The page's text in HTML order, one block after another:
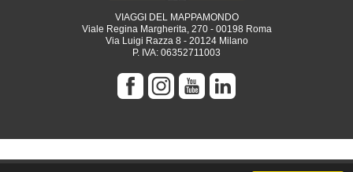
Viale Regina Margherita, 270 - 00198 Roma
Via Luigi Razza 8 - 20124 Milano
P. IVA: 06352711003